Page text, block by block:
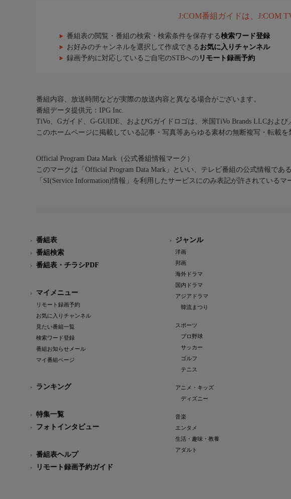
J:COM番組ガイドは、J:COM
番組表の閲覧・番組の検索・検索条件を保存する検索ワード登録
お好みのチャンネルを選択して作成できる お気に入りチャンネル
録画予約に対応しているご自宅のSTBへの リモート録画予約
番組内容、放送時間などが実際の放送内容と異なる場合がございます。
番組データ提供元：IPG Inc.
TiVo、Gガイド、G-GUIDE、およびGガイドロゴは、米国TiVo Brands LLCおよ
このホームページに掲載している記事・写真等あらゆる素材の無断複写・転載を
Official Program Data Mark（公式番組情報マーク）
このマークは「Official Program Data Mark」といい、テレビ番組の公式情報である
「SI(Service Information)情報」を利用したサービスにのみ表記が許されているマ
番組表
番組検索
番組表・チラシPDF
マイメニュー
リモート録画予約
お気に入りチャンネル
見たい番組一覧
検索ワード登録
番組お知らせメール
マイ番組ページ
ランキング
特集一覧
フォトインタビュー
番組表ヘルプ
リモート録画予約ガイド
ジャンル
洋画
邦画
海外ドラマ
国内ドラマ
アジアドラマ
韓流まつり
スポーツ
プロ野球
サッカー
ゴルフ
テニス
アニメ・キッズ
ディズニー
音楽
エンタメ
生活・趣味・教養
アダルト